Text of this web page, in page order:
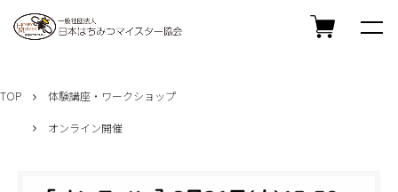
TOP 体験講座・ワークショップ
オンライン開催